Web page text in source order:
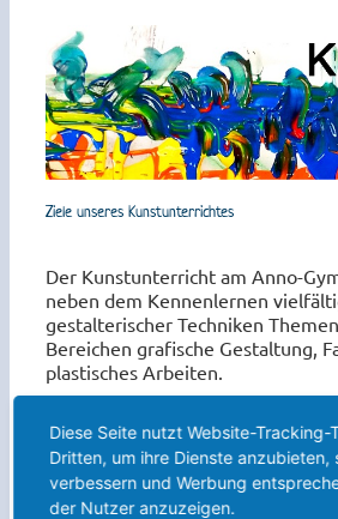
Ziele unseres Kunstunterrichtes
Der Kunstunterricht am Anno-
neben dem Kennenlernen
gestalterischer Techniken
Bereichen grafische Gestaltung,
plastisches Arbeiten.
ergänzen themenbezogen das
Die Teilnahme an Ausstellungen
würdigt die Leistungen der
Diese Seite nutzt Website-Tracking-
Dritten, um ihre Dienste anzubieten,
verbessern und Werbung
der Nutzer anzuzeigen.